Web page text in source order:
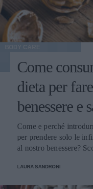
Come
dieta per
benessere e
Come e perché
per prendere solo le
al nostro benessere?
LAURA SANDRONI